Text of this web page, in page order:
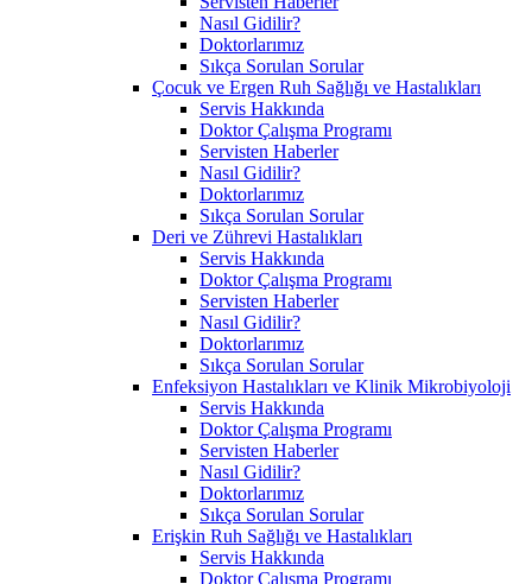
Nasıl Gidilir?
Doktorlarımız
Sıkça Sorulan Sorular
Çocuk ve Ergen Ruh Sağlığı ve Hastalıkları
Servis Hakkında
Doktor Çalışma Programı
Servisten Haberler
Nasıl Gidilir?
Doktorlarımız
Sıkça Sorulan Sorular
Deri ve Zührevi Hastalıkları
Servis Hakkında
Doktor Çalışma Programı
Servisten Haberler
Nasıl Gidilir?
Doktorlarımız
Sıkça Sorulan Sorular
Enfeksiyon Hastalıkları ve Klinik Mikrobiyoloji
Servis Hakkında
Doktor Çalışma Programı
Servisten Haberler
Nasıl Gidilir?
Doktorlarımız
Sıkça Sorulan Sorular
Erişkin Ruh Sağlığı ve Hastalıkları
Servis Hakkında
Doktor Çalışma Programı